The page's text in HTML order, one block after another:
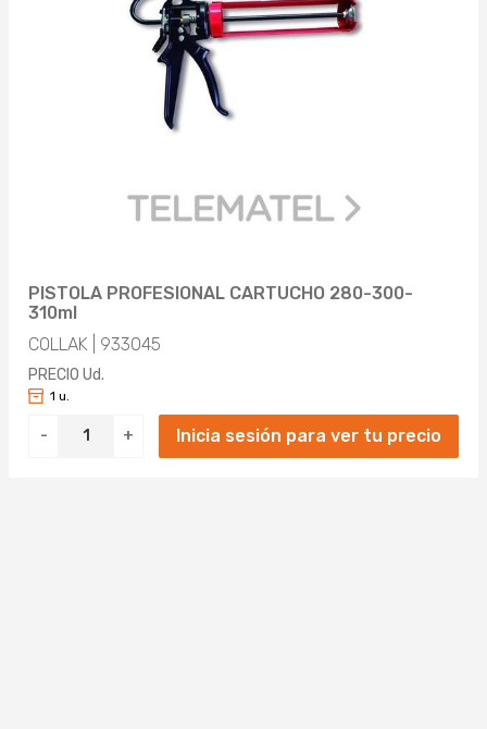
PISTOLA PROFESIONAL CARTUCHO 280-300-
310ml
COLLAK | 933045
PRECIO Ud.
- +
1 u.
Inicia sesión para ver tu precio